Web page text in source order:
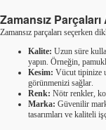
Zamansız
Zamansız parçaları seçerken
Kalite: Uzun süre
yapın. Örneğin,
Kesim: Vücut tipinize
görünmenizi sağlar.
Renk: Nötr renkler,
Marka: Güvenilir
tasarımları ve kaliteli